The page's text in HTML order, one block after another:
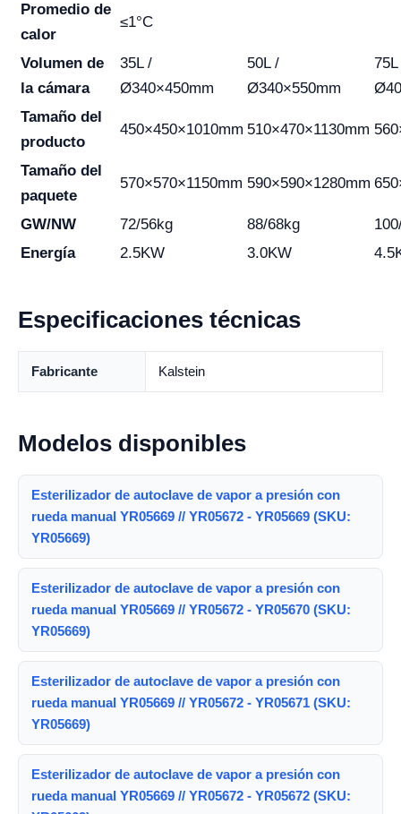
Promedio de
calor
≤1°C
Volumen de
la cámara
35L /
Ø340×450mm
50L /
Ø340×550mm
Tamaño del
producto
450×450×1010mm 510×470×1130mm
Tamaño del
paquete
570×570×1150mm 590×590×1280mm
GW/NW 72/56kg 88/68kg
Energía
2.5KW 3.0KW
Especificaciones técnicas
Fabricante Kalstein
Modelos disponibles
Esterilizador de autoclave de vapor a presión con
rueda manual YR05669 // YR05672 - YR05669 (SKU:
YR05669)
Esterilizador de autoclave de vapor a presión con
rueda manual YR05669 // YR05672 - YR05670 (SKU:
YR05669)
Esterilizador de autoclave de vapor a presión con
rueda manual YR05669 // YR05672 - YR05671 (SKU:
YR05669)
Esterilizador de autoclave de vapor a presión con
rueda manual YR05669 // YR05672 - YR05672 (SKU: